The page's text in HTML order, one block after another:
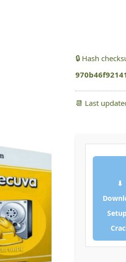
🔒 Hash
📆 Last
⬇